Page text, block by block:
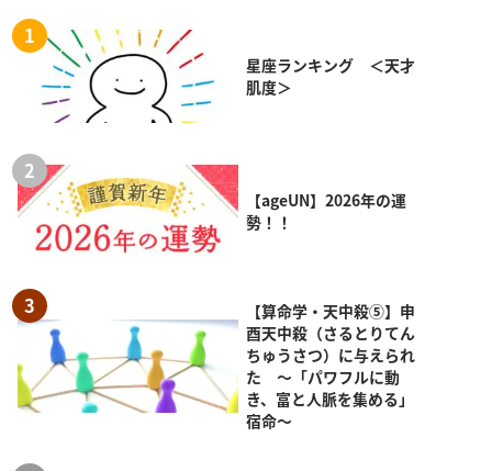
星座ランキング ＜天才
肌度＞
【ageUN】2026年の運
勢！！
【算命学・天中殺⑤】申
酉天中殺（さるとりてん
ちゅうさつ）に与えられ
た ～「パワフルに動
き、富と人脈を集める」
宿命～